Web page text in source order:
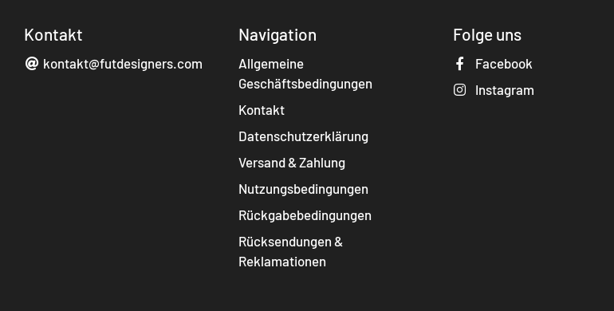
Kontakt
kontakt@futdesigners.com
Navigation
Allgemeine
Geschäftsbedingungen
Kontakt
Datenschutzerklärung
Versand & Zahlung
Nutzungsbedingungen
Rückgabebedingungen
Rücksendungen &
Reklamationen
Folge uns
Facebook
Instagram